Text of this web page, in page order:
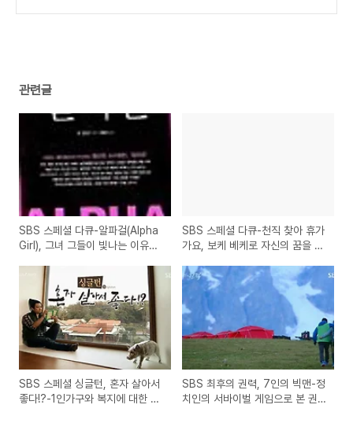
관련글
SBS 스페셜 다큐-알파걸(Alpha
Girl), 그녀 그들이 빛나는 이유
SBS 스페셜 다큐-천직 찾아 휴가
가요, 보케 베케로 자신의 꿈을 찾
SBS 스페셜 싱글턴, 혼자 살아서
좋다!?-1인가구와 복지에 대한 문
SBS 최후의 권력, 7인의 빅맨-정
치인의 서바이벌 게임으로 본 권